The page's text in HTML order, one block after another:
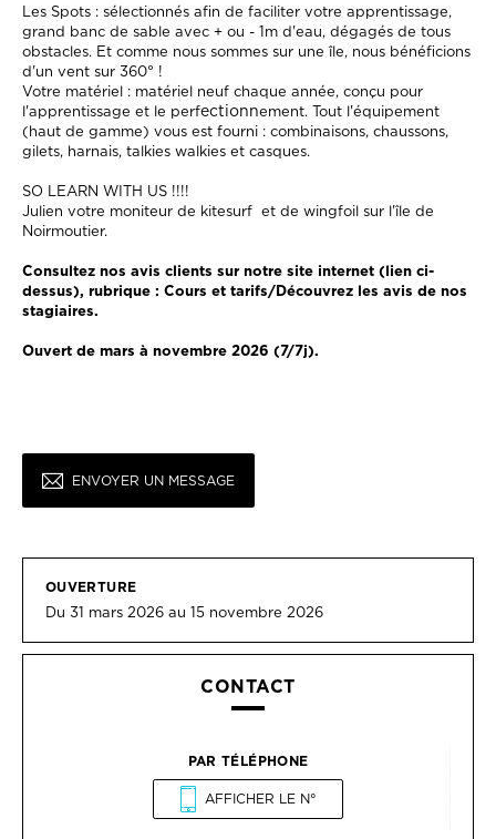
Les Spots : sélectionnés afin de faciliter votre apprentissage,
grand banc de sable avec + ou - 1m d'eau, dégagés de tous
obstacles. Et comme nous sommes sur une île, nous bénéficions
d'un vent sur 360° !
Votre matériel : matériel neuf chaque année, conçu pour
l'apprentissage et le perfectionnement. Tout l'équipement
(haut de gamme) vous est fourni : combinaisons, chaussons,
gilets, harnais, talkies walkies et casques.
SO LEARN WITH US !!!!
Julien votre moniteur de kitesurf et de wingfoil sur l'île de
Noirmoutier.
Consultez nos avis clients sur notre site internet (lien ci-
dessus), rubrique : Cours et tarifs/Découvrez les avis de nos
stagiaires.
Ouvert de mars à novembre 2026 (7/7j).
ENVOYER UN MESSAGE
OUVERTURE
Du 31 mars 2026 au 15 novembre 2026
CONTACT
PAR TÉLÉPHONE
AFFICHER LE N°